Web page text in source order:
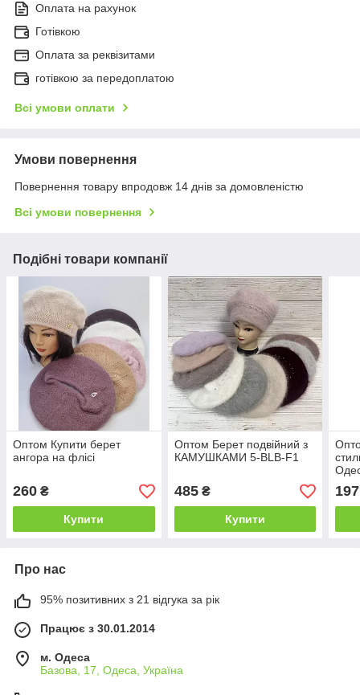
Оплата на рахунок
Готівкою
Оплата за реквізитами
готівкою за передоплатою
Всі умови оплати
Умови повернення
Повернення товару впродовж 14 днів за домовленістю
Всі умови повернення
Подібні товари компанії
Оптом Купити берет
ангора на флісі
260 ₴
Купити
Оптом Берет подвійний з
КАМУШКАМИ 5-ВLB-F1
485₴
Купити
197
Про нас
95% позитивних з 21 відгука за рік
Працює з 30.01.2014
м. Одеса
Базова, 17, Одеса, Україна